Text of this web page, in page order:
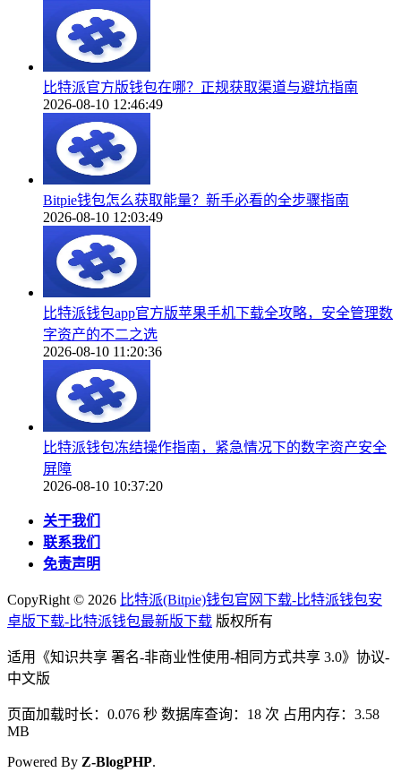
比特派官方版钱包在哪？正规获取渠道与避坑指南
2026-08-10 12:46:49
Bitpie钱包怎么获取能量？新手必看的全步骤指南
2026-08-10 12:03:49
比特派钱包app官方版苹果手机下载全攻略，安全管理数
字资产的不二之选
2026-08-10 11:20:36
比特派钱包冻结操作指南，紧急情况下的数字资产安全
屏障
2026-08-10 10:37:20
关于我们
联系我们
免责声明
CopyRight © 2026 比特派(Bitpie)钱包官网下载-比特派钱包安
卓版下载-比特派钱包最新版下载 版权所有
适用《知识共享 署名-非商业性使用-相同方式共享 3.0》协议-
中文版
页面加载时长：0.076 秒 数据库查询：18 次 占用内存：3.58
MB
Powered By Z-BlogPHP.